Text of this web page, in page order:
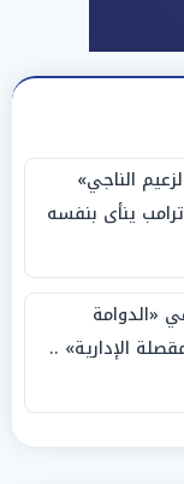
الناجي»
ينأى بنفسه
«الدوامة
الإدارية» ..